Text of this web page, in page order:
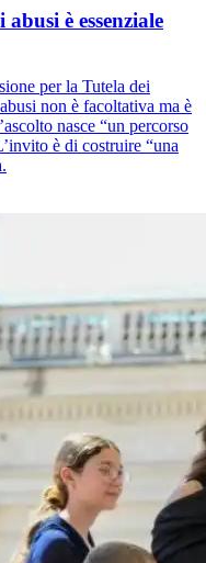
è essenziale
per la Tutela dei
non è facoltativa ma è
nasce “un percorso
è di costruire “una